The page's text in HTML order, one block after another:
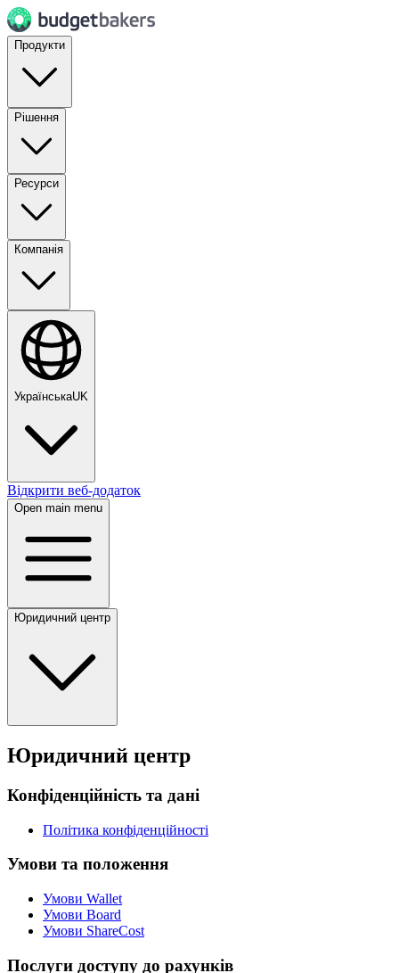
Продукти
Рішення
Ресурси
Компанія
УкраїнськаUK
Відкрити веб-додаток
Open main menu
Юридичний центр
Юридичний центр
Конфіденційність та дані
Політика конфіденційності
Умови та положення
Умови Wallet
Умови Board
Умови ShareCost
Послуги доступу до рахунків